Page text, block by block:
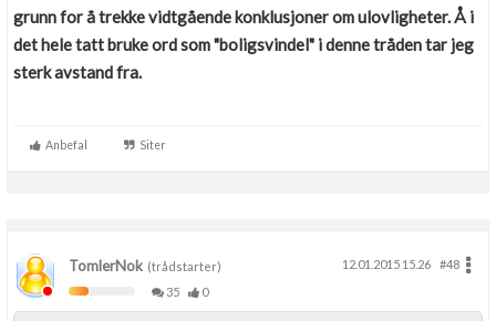
grunn for å trekke vidtgående konklusjoner om ulovligheter. Å i
det hele tatt bruke ord som "boligsvindel" i denne tråden tar jeg
sterk avstand fra.
Anbefal Siter
TomlerNok (trådstarter) 12.01.2015 15.26
#48
35
0